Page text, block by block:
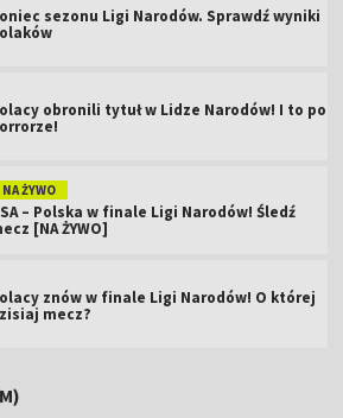
sezonu Ligi Narodów. Sprawdź wyniki
obronili tytuł w Lidze Narodów! I to po
NA ŻYWO
– Polska w finale Ligi Narodów! Śledź
[NA ŻYWO]
znów w finale Ligi Narodów! O której
mecz?